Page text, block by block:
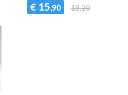
€ 15,90 18,20